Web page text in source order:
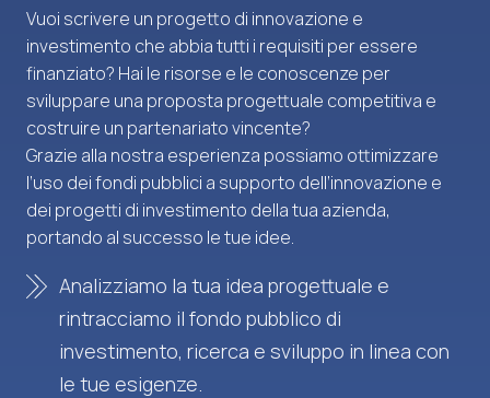
Vuoi scrivere un progetto di innovazione e
investimento che abbia tutti i requisiti per essere
finanziato? Hai le risorse e le conoscenze per
sviluppare una proposta progettuale competitiva e
costruire un partenariato vincente?
Grazie alla nostra esperienza possiamo ottimizzare
l’uso dei fondi pubblici a supporto dell’innovazione e
dei progetti di investimento della tua azienda,
portando al successo le tue idee.
Analizziamo la tua idea progettuale e
rintracciamo il fondo pubblico di
investimento, ricerca e sviluppo in linea con
le tue esigenze.